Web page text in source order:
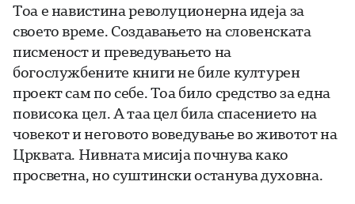
Тоа е навистина револуционерна идеја за
своето време. Создавањето на словенската
писменост и преведувањето на
богослужбените книги не биле културен
проект сам по себе. Тоа било средство за една
повисока цел. А таа цел била спасението на
човекот и неговото воведување во животот на
Црквата. Нивната мисија почнува како
просветна, но суштински останува духовна.